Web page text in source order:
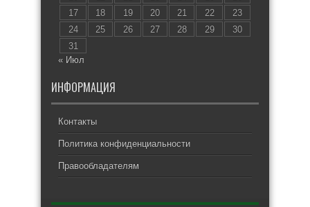
17
18 19 20 21 22
23
24
25 26 27 28 29
30
31
« Июл
ИНФОРМАЦИЯ
Контакты
Политика конфиденциальности
Правообладателям